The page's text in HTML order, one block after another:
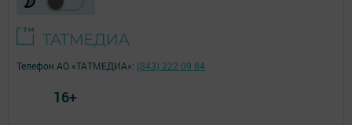
Телефон АО «ТАТМЕДИА»: (843) 222 09 84
16+